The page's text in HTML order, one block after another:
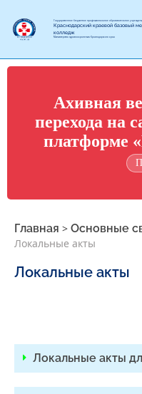
Государственное бюджетное профессиональное образовательное
Краснодарский краевой базовый
колледж
Министерства здравоохранения Краснодарского края
Ахивная
перехода на
платформе
Главная > Основные
Локальные акты
Локальные акты
Локальные акты